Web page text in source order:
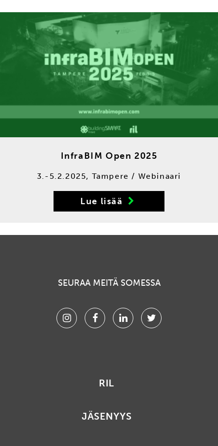
In­fra­BIM Open 2025
3.-5.2.2025, Tampere / Webinaari
Lue lisää
SEURAA MEITÄ SOMESSA
InstagramFacebookLinkedinTwitter
RIL
JÄSENYYS